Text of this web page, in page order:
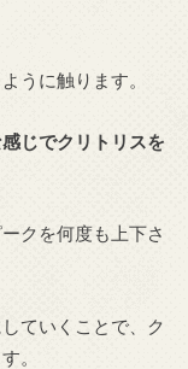
うに触ります。
じでクリトリスを
クを何度も上下さ
ていくことで、ク
。